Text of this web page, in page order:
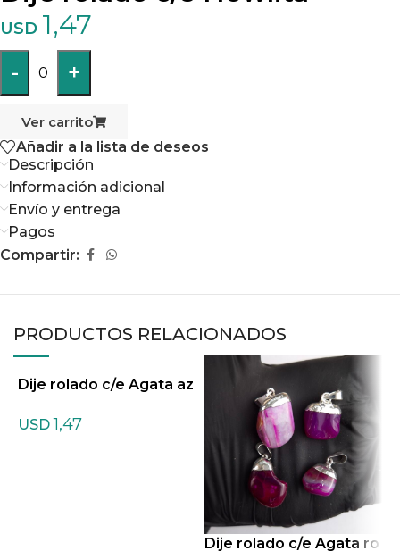
USD 1,47
- 0 +
Ver carrito
Añadir a la lista de deseos
Descripción
Información adicional
Envío y entrega
Pagos
Compartir:
PRODUCTOS RELACIONADOS
Dije rolado c/e Agata az
USD 1,47
Dije rolado c/e Agata ro